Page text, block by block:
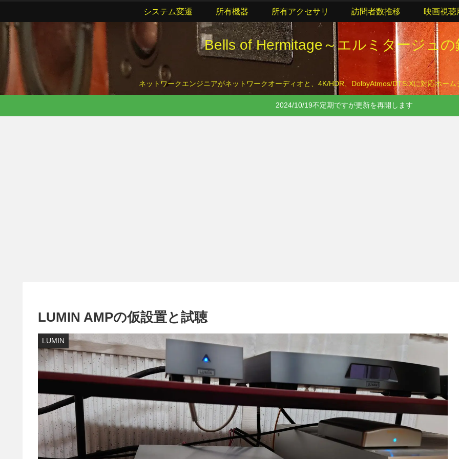
Bells of Hermitage～エルミタージュの
ネットワークエンジニアがネットワークオーディオと、4K/HDR、DolbyAtmos/DTS:Xに対応ホーム
システム変遷 所有機器 所有アクセサリ 訪問者数推移 映画視聴
2024/10/19不定期ですが更新を再開します
LUMIN AMPの仮設置と試聴
LUMIN